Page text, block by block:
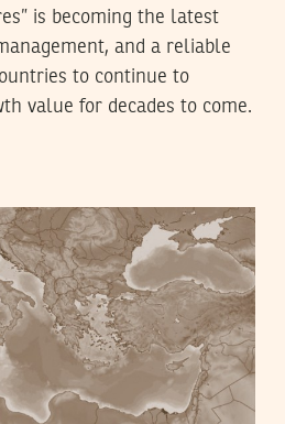
is becoming the latest
and a reliable
to continue to
value for decades to come.